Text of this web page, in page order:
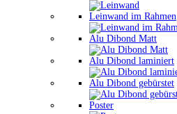
Leinwand im Rahmen
Alu Dibond Matt
Alu Dibond laminiert
Alu Dibond gebürstet
Poster